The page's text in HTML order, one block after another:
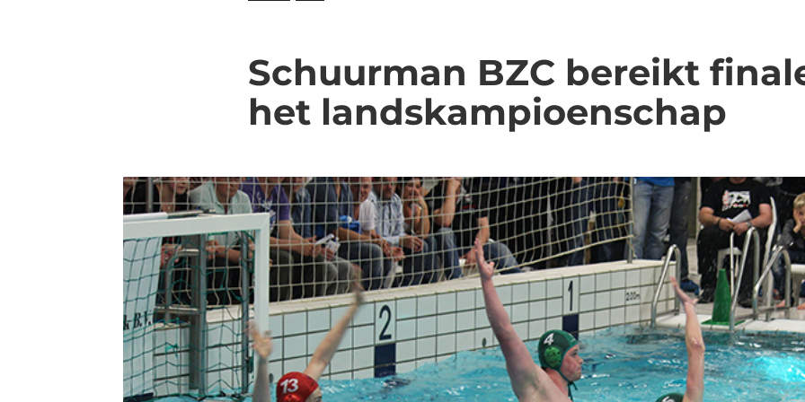
Schuurman BZC bereikt
het landskampioenschap